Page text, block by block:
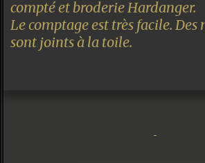
compté et broderie Hardanger.
Le comptage est très facile.
sont joints à la toile.